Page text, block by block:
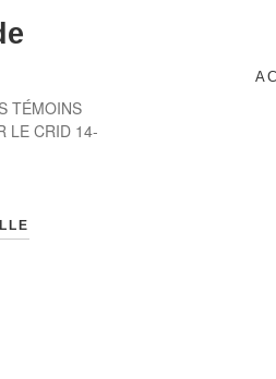
TÉMOINS
LE CRID 14-